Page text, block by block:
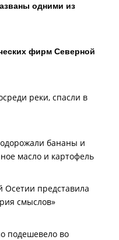
одними из
фирм Северной
реки, спасли в
бананы и
масло и картофель
представила
смыслов»
подешевело во